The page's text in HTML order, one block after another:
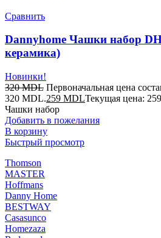
Сравнить
Dannyhome Чашки набор
керамика)
Новинки!
320MDL Первоначальная цена
320 MDL.259 MDLТекущая цена:
Чашки набор
Добавить в пожелания
В корзину
Быстрый просмотр
Thomson
MASTER
Hoffmans
Danny Home
BESTWAY
Casasunco
Homezaza